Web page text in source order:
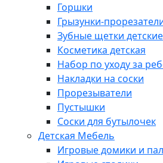
Горшки
Грызунки-
Зубные щетки детские
Косметика детская
Набор по уходу за
Накладки на соски
Прорезыватели
Пустышки
Соски для бутылочек
Детская Мебель
Игровые домики и